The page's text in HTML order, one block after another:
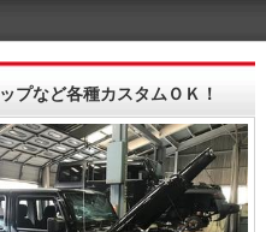
プなど各種カスタムＯＫ！